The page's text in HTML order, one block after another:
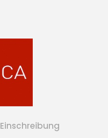
Einschreibung